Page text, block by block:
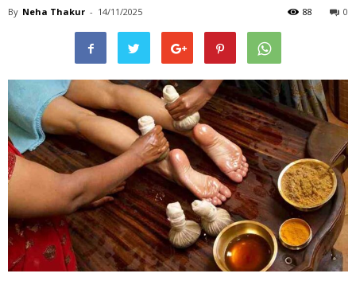
By Neha Thakur - 14/11/2025 0
88